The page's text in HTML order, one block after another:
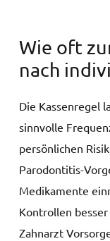
Wie oft
nach
Die Kassenregel
sinnvolle
persönlichen
Parodontitis-
Medikamente
Kontrollen
Zahnarzt